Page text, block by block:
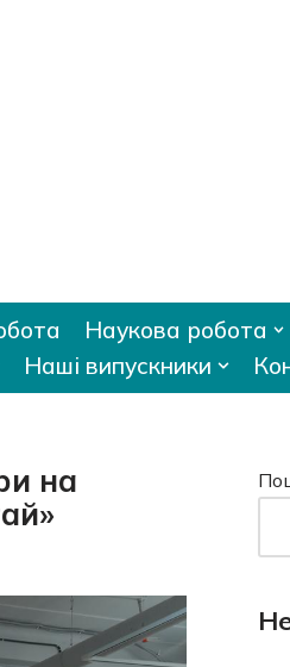
Наукова робота
Наші випускники
на